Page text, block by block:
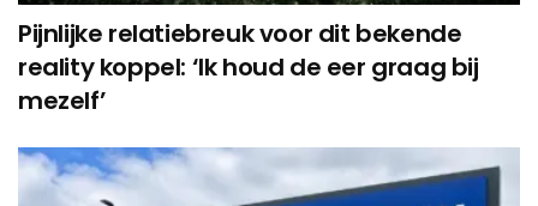
Pijnlijke relatiebreuk voor dit bekende
reality koppel: ‘Ik houd de eer graag bij
mezelf’